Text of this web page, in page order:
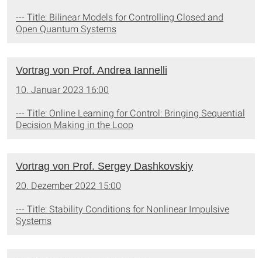
--- Title: Bilinear Models for Controlling Closed and
Open Quantum Systems
Vortrag von Prof. Andrea Iannelli
10. Januar 2023 16:00
--- Title: Online Learning for Control: Bringing Sequential
Decision Making in the Loop
Vortrag von Prof. Sergey Dashkovskiy
20. Dezember 2022 15:00
--- Title: Stability Conditions for Nonlinear Impulsive
Systems